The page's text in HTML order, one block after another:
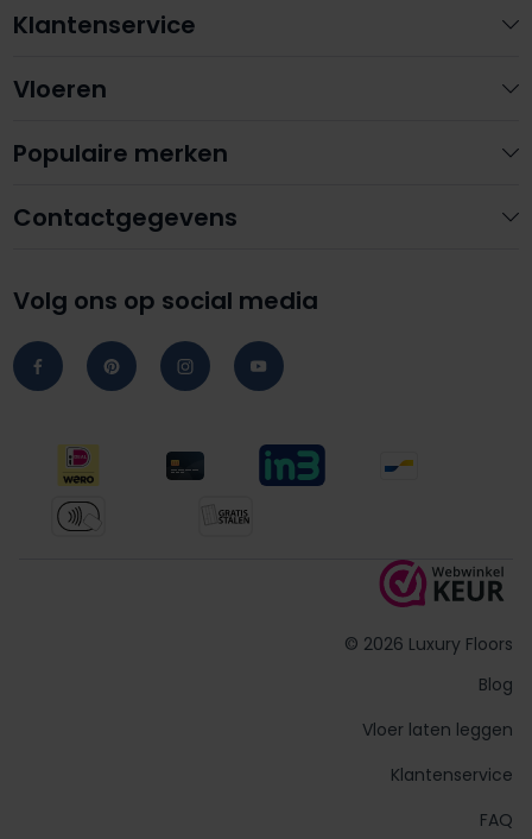
Contactgegevens
Volg ons op social media
Klantenservice
Vloeren
Populaire merken
© 2026 Luxury Floors
Blog
Vloer laten leggen
Klantenservice
FAQ